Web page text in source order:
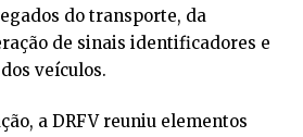
do transporte, da
de sinais identificadores e
veículos.
a DRFV reuniu elementos